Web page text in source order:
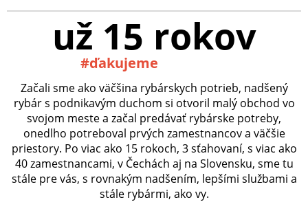
už 15 rokov
#ďakujeme
Začali sme ako väčšina rybárskych potrieb, nadšený
rybár s podnikavým duchom si otvoril malý obchod vo
svojom meste a začal predávať rybárske potreby,
onedlho potreboval prvých zamestnancov a väčšie
priestory. Po viac ako 15 rokoch, 3 sťahovaní, s viac ako
40 zamestnancami, v Čechách aj na Slovensku, sme tu
stále pre vás, s rovnakým nadšením, lepšími službami a
stále rybármi, ako vy.